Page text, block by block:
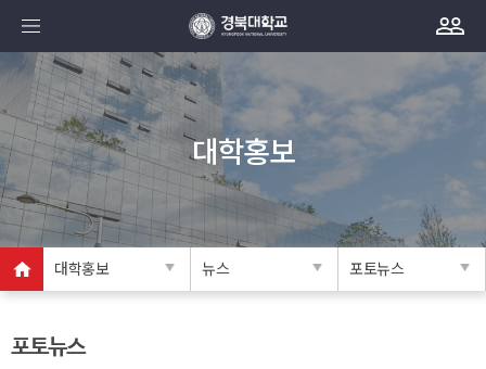
대학홍보
대학홍보 뉴스 포토뉴스
포토뉴스